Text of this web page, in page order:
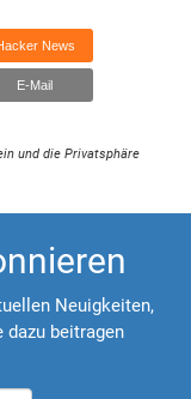
News
E-Mail
und die Privatsphäre
Neuigkeiten,
dazu beitragen